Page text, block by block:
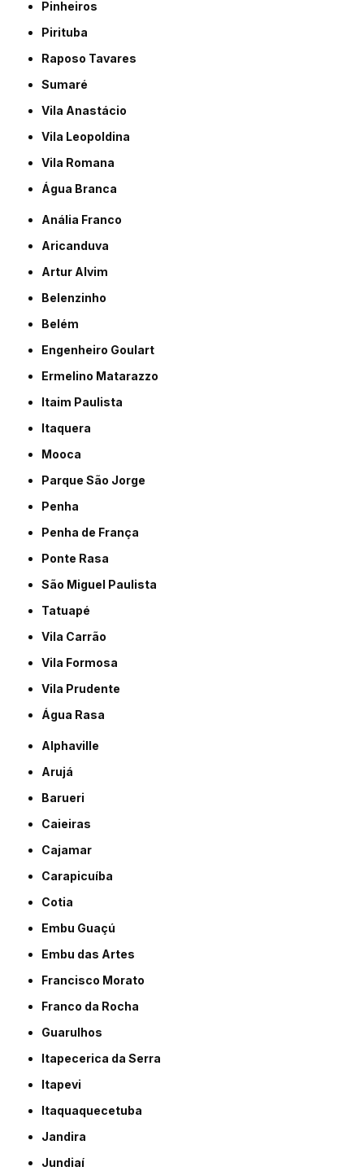
Pinheiros
Pirituba
Raposo Tavares
Sumaré
Vila Anastácio
Vila Leopoldina
Vila Romana
Água Branca
Anália Franco
Aricanduva
Artur Alvim
Belenzinho
Belém
Engenheiro Goulart
Ermelino Matarazzo
Itaim Paulista
Itaquera
Mooca
Parque São Jorge
Penha
Penha de França
Ponte Rasa
São Miguel Paulista
Tatuapé
Vila Carrão
Vila Formosa
Vila Prudente
Água Rasa
Alphaville
Arujá
Barueri
Caieiras
Cajamar
Carapicuíba
Cotia
Embu Guaçú
Embu das Artes
Francisco Morato
Franco da Rocha
Guarulhos
Itapecerica da Serra
Itapevi
Itaquaquecetuba
Jandira
Jundiaí